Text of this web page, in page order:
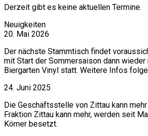
Derzeit gibt es keine aktuellen Termine.
Neuigkeiten
20. Mai 2026
Der nächste Stammtisch findet
mit Start der Sommersaison dann
Biergarten Vinyl statt. Weitere Infos
24. Juni 2025
Die Geschäftsstelle von Zittau kann
Fraktion Zittau kann mehr, werden seit
Körner besetzt.